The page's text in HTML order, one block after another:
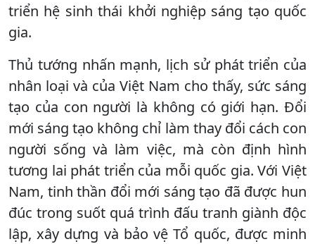
triển hệ sinh thái khởi nghiệp sáng tạo quốc
gia.
Thủ tướng nhấn mạnh, lịch sử phát triển của
nhân loại và của Việt Nam cho thấy, sức sáng
tạo của con người là không có giới hạn. Đổi
mới sáng tạo không chỉ làm thay đổi cách con
người sống và làm việc, mà còn định hình
tương lai phát triển của mỗi quốc gia. Với Việt
Nam, tinh thần đổi mới sáng tạo đã được hun
đúc trong suốt quá trình đấu tranh giành độc
lập, xây dựng và bảo vệ Tổ quốc, được minh